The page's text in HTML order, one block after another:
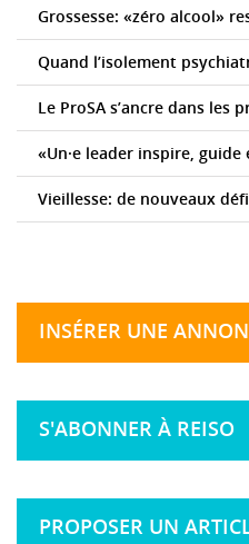
Grossesse: «zéro alcool»
Quand l’isolement
Le ProSA s’ancre dans les
«Un·e leader inspire,
Vieillesse: de nouveaux
INSÉRER UNE
S'ABONNER À REISO
PROPOSER UN